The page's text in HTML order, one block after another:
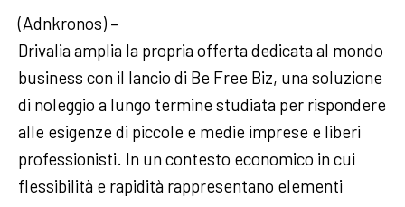
(Adnkronos) –
Drivalia amplia la propria offerta dedicata al mondo
business con il lancio di Be Free Biz, una soluzione
di noleggio a lungo termine studiata per rispondere
alle esigenze di piccole e medie imprese e liberi
professionisti. In un contesto economico in cui
flessibilità e rapidità rappresentano elementi